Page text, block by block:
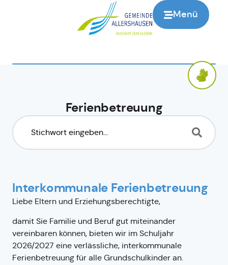
Menü
Ferienbetreuung
Interkommunale Ferienbetreuung
Liebe Eltern und Erziehungsberechtigte,
damit Sie Familie und Beruf gut miteinander
vereinbaren können, bieten wir im Schuljahr
2026/2027 eine verlässliche, interkommunale
Ferienbetreuung für alle Grundschulkinder an.